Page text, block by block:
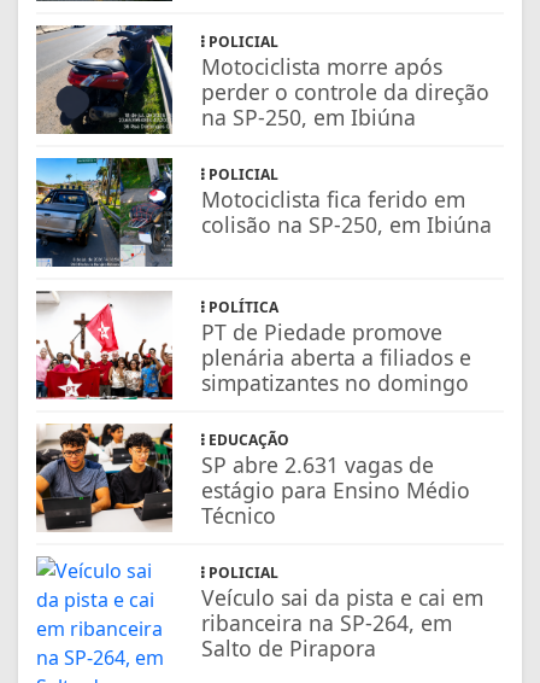
POLICIAL
Motociclista morre após
perder o controle da direção
na SP-250, em Ibiúna
POLICIAL
Motociclista fica ferido em
colisão na SP-250, em Ibiúna
POLÍTICA
PT de Piedade promove
plenária aberta a filiados e
simpatizantes no domingo
EDUCAÇÃO
SP abre 2.631 vagas de
estágio para Ensino Médio
Técnico
POLICIAL
Veículo sai da pista e cai em
ribanceira na SP-264, em
Salto de Pirapora